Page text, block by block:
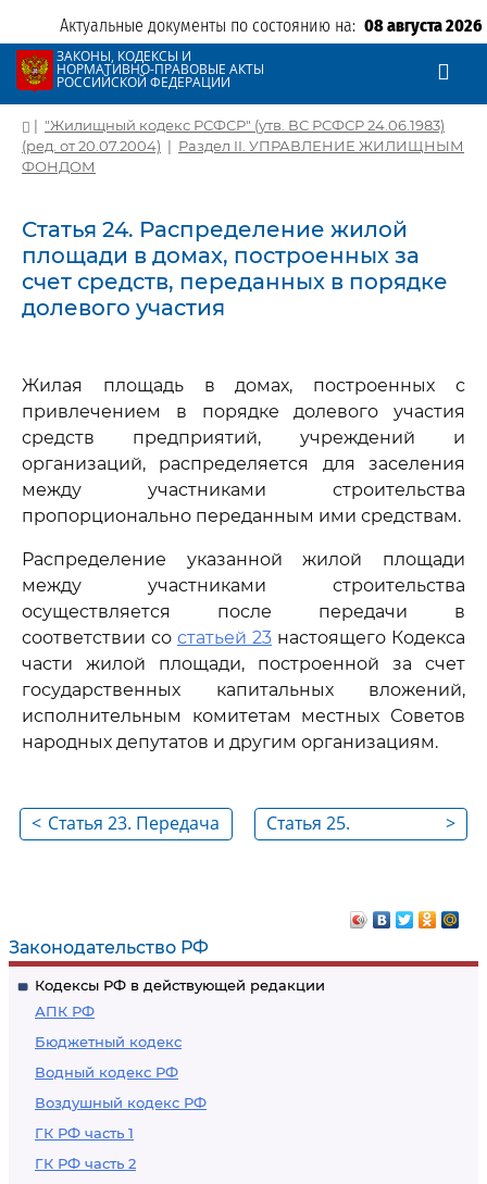
Актуальные документы по состоянию на: 08 августа 2026
ЗАКОНЫ, КОДЕКСЫ И
НОРМАТИВНО-ПРАВОВЫЕ АКТЫ
РОССИЙСКОЙ ФЕДЕРАЦИИ
Законодательство РФ
Кодексы РФ в действующей редакции
АПК РФ
Бюджетный кодекс
Водный кодекс РФ
Воздушный кодекс РФ
ГК РФ часть 1
ГК РФ часть 2
| "Жилищный кодекс РСФСР" (утв. ВС РСФСР 24.06.1983)
(ред. от 20.07.2004) | Раздел II. УПРАВЛЕНИЕ ЖИЛИЩНЫМ
ФОНДОМ
Статья 24. Распределение жилой
площади в домах, построенных за
счет средств, переданных в порядке
долевого участия
Жилая площадь в домах, построенных с
привлечением в порядке долевого участия
средств предприятий, учреждений и
организаций, распределяется для заселения
между участниками строительства
пропорционально переданным ими средствам.
Распределение указанной жилой площади
между участниками строительства
осуществляется после передачи в
соответствии со статьей 23 настоящего Кодекса
части жилой площади, построенной за счет
государственных капитальных вложений,
исполнительным комитетам местных Советов
народных депутатов и другим организациям.
< Статья 23. Передача
Советов народных
депутатов и другим
организациям для
заселения части
жилой площади во
вновь построенных
домах
>
Статья 25.